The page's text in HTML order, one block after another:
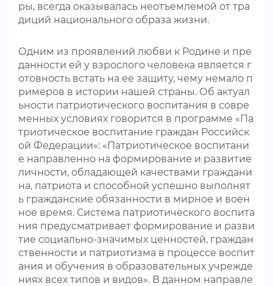
ры, всегда оказывалась неотъемлемой от тра
диций национального образа жизни.
Одним из проявлений любви к Родине и пре
данности ей у взрослого человека является г
отовность встать на ее защиту, чему немало п
римеров в истории нашей страны. Об актуал
ьности патриотического воспитания в совре
менных условиях говорится в программе «Па
триотическое воспитание граждан Российск
ой Федерации»: «Патриотическое воспитани
е направленно на формирование и развитие
личности, обладающей качествами граждани
на, патриота и способной успешно выполнят
ь гражданские обязанности в мирное и воен
ное время. Система патриотического воспита
ния предусматривает формирование и разви
тие социально-значимых ценностей, граждан
ственности и патриотизма в процессе воспит
ания и обучения в образовательных учрежде
ниях всех типов и видов». В данном направле